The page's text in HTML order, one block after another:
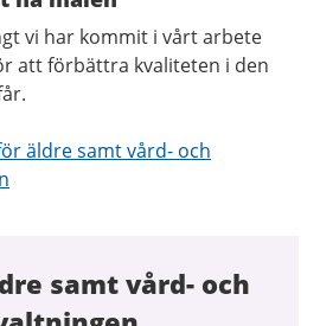
vi har kommit i vårt arbete
att förbättra kvaliteten i den
äldre samt vård- och
samt vård- och